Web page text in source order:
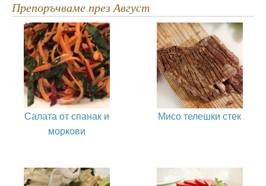
Препоръчваме през Август
Салата от спанак и
моркови
Мисо телешки стек